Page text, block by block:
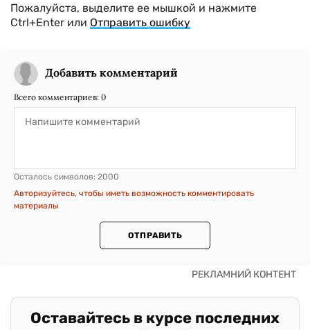
Пожалуйста, выделите ее мышкой и нажмите
Ctrl+Enter или Отправить ошибку
Добавить комментарий
Всего комментариев: 0
Осталось символов: 2000
Авторизуйтесь, чтобы иметь возможность комментировать
материалы
ОТПРАВИТЬ
Оставайтесь в курсе последних